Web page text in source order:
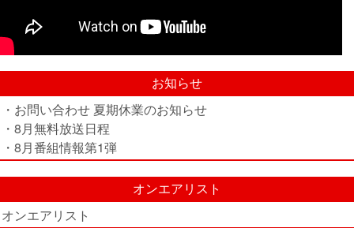
お知らせ
・お問い合わせ 夏期休業のお知らせ
・8月無料放送日程
・8月番組情報第1弾
オンエアリスト
オンエアリスト